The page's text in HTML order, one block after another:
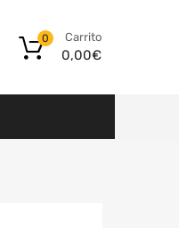
Carrito
0,00€
0